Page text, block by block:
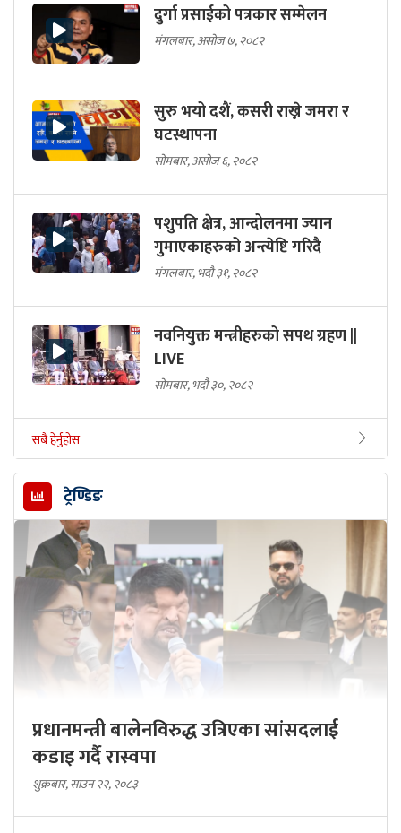
दुर्गा प्रसाईको पत्रकार सम्मेलन
मंगलबार, असोज ७, २०८२
सुरु भयो दशैं, कसरी राख्ने जमरा र
घटस्थापना
सोमबार, असोज ६, २०८२
पशुपति क्षेत्र, आन्दोलनमा ज्यान
गुमाएकाहरुको अन्त्येष्टि गरिदै
मंगलबार, भदौ ३१, २०८२
नवनियुक्त मन्त्रीहरुको सपथ ग्रहण ||
LIVE
सोमबार, भदौ ३०, २०८२
सबै हेर्नुहोस
ट्रेण्डिङ
प्रधानमन्त्री बालेनविरुद्ध उत्रिएका सांसदलाई
कडाइ गर्दै रास्वपा
शुक्रबार, साउन २२, २०८३